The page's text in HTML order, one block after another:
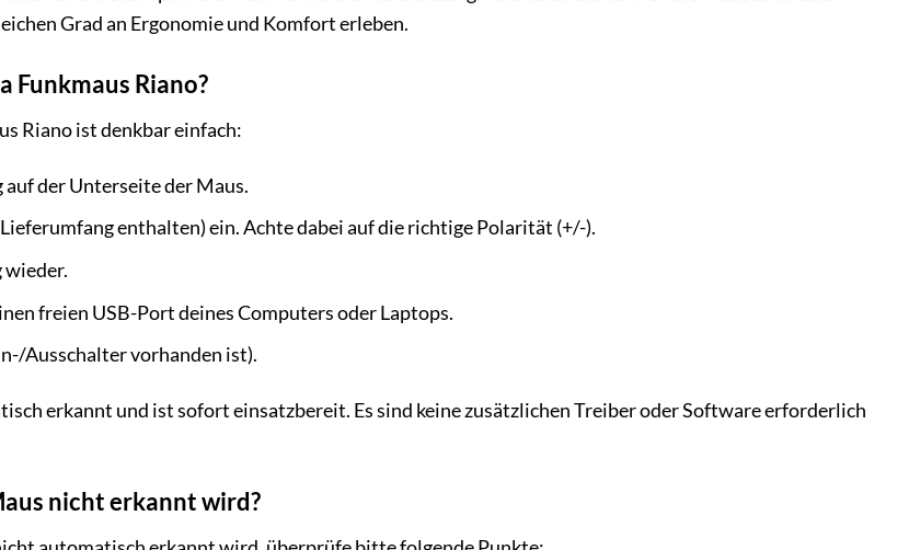
Grad an Ergonomie und Komfort erleben.
Funkmaus Riano?
Riano ist denkbar einfach:
der Unterseite der Maus.
enthalten) ein. Achte dabei auf die richtige Polarität (+/-).
wieder.
freien USB-Port deines Computers oder Laptops.
Ausschalter vorhanden ist).
erkannt und ist sofort einsatzbereit. Es sind keine zusätzlichen Treiber oder Software erforderlich
nicht erkannt wird?